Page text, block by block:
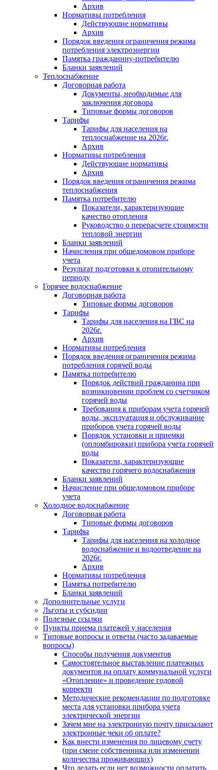
Архив
Нормативы потребления
Действующие нормативы
Архив
Порядок введения ограничения режима
потребления электроэнергии
Памятка гражданину-потребителю
Бланки заявлений
Теплоснабжение
Договорная работа
Документы, необходимые для
заключения договора
Типовые формы договоров
Тарифы
Тарифы для населения на
теплоснабжение на 2026г.
Архив
Нормативы потребления
Действующие нормативы
Архив
Порядок введения ограничения режима
теплоснабжения
Памятка потребителю
Показатели, характеризующие
качество отопления
Руководство о перерасчете стоимости
тепловой энергии
Бланки заявлений
Начисления при общедомовом приборе
учета
Результат подготовки к отопительному
периоду
Горячее водоснабжение
Договорная работа
Типовые формы договоров
Тарифы
Тарифы для населения на ГВС на
2026г.
Архив
Нормативы потребления
Порядок введения ограничения режима
потребления горячей воды
Памятка потребителю
Порядок действий гражданина при
возникновении проблем со счетчиком
горячей воды
Требования к приборам учета горячей
воды, эксплуатация и обслуживание
приборов учета горячей воды
Порядок установки и приемки
(опломбировки) прибора учета горячей
воды
Показатели, характеризующие
качество горячего водоснабжения
Бланки заявлений
Начисление при общедомовом приборе
учета
Холодное водоснабжение
Договорная работа
Типовые формы договоров
Тарифы
Тарифы для населения на холодное
водоснабжение и водоотведение на
2026г.
Архив
Нормативы потребления
Памятка потребителю
Бланки заявлений
Дополнительные услуги
Льготы и субсидии
Полезные ссылки
Пункты приема платежей у населения
Типовые вопросы и ответы (часто задаваемые
вопросы)
Способы получения документов
Самостоятельное выставление платежных
документов на оплату коммунальной услуги
«Отопление» и проведение годовой
корректи
Методические рекомендации по подготовке
места для установки прибора учета
электрической энергии
Зачем мне на электронную почту присылают
электронные чеки об оплате?
Как внести изменения по лицевому счету
(при смене собственника или изменении
количества проживающих)
Что делать если нет возможности оплатить